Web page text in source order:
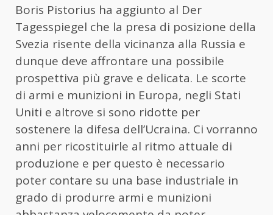
Boris Pistorius ha aggiunto al Der
Tagesspiegel che la presa di posizione della
Svezia risente della vicinanza alla Russia e
dunque deve affrontare una possibile
prospettiva più grave e delicata. Le scorte
di armi e munizioni in Europa, negli Stati
Uniti e altrove si sono ridotte per
sostenere la difesa dell’Ucraina. Ci vorranno
anni per ricostituirle al ritmo attuale di
produzione e per questo è necessario
poter contare su una base industriale in
grado di produrre armi e munizioni